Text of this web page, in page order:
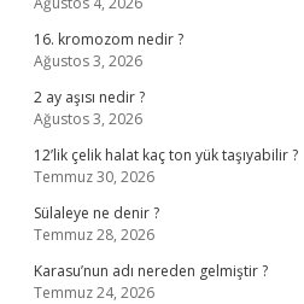
16. kromozom nedir ?
Ağustos 3, 2026
2 ay aşısı nedir ?
Ağustos 3, 2026
12’lik çelik halat kaç ton yük taşıyabilir ?
Temmuz 30, 2026
Sülaleye ne denir ?
Temmuz 28, 2026
Karasu’nun adı nereden gelmiştir ?
Temmuz 24, 2026